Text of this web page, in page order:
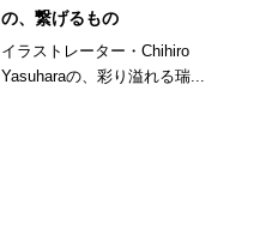
の、繋げるもの
イラストレーター・Chihiro
Yasuharaの、彩り溢れる瑞...